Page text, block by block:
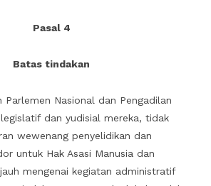
Pasal 4
Batas tindakan
Parlemen Nasional dan Pengadilan
dan yudisial mereka, tidak
wewenang penyelidikan dan
untuk Hak Asasi Manusia dan
mengenai kegiatan administratif